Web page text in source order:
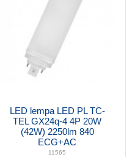
LED lempa LED PL TC-
TEL GX24q-4 4P 20W
(42W) 2250lm 840
ECG+AC
11565